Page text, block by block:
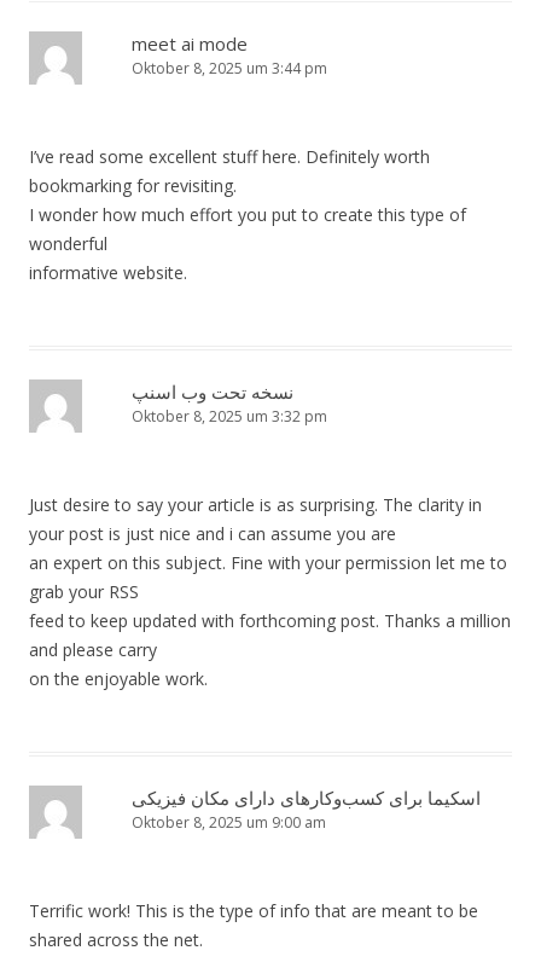
meet ai mode
Oktober 8, 2025 um 3:44 pm
I’ve read some excellent stuff here. Definitely worth
bookmarking for revisiting.
I wonder how much effort you put to create this type of
wonderful
informative website.
نسخه تحت وب اسنپ
Oktober 8, 2025 um 3:32 pm
Just desire to say your article is as surprising. The clarity in
your post is just nice and i can assume you are
an expert on this subject. Fine with your permission let me to
grab your RSS
feed to keep updated with forthcoming post. Thanks a million
and please carry
on the enjoyable work.
اسکیما برای کسب‌وکارهای دارای مکان فیزیکی
Oktober 8, 2025 um 9:00 am
Terrific work! This is the type of info that are meant to be
shared across the net.